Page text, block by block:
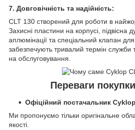
7. Довговічність та надійність:
CLT 130 створений для роботи в
Захисні пластини на корпусі, підвісна
аплюмінації та спеціальний клапан
забезпечують тривалий термін служби
на обслуговування.
Переваги
Офіційний постачальник
Ми пропонуємо тільки оригінальне
якості.